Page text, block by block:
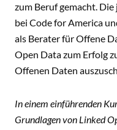
zum Beruf gemacht.
bei Code for America
als Berater für Offene
Open Data zum Erfolg
Offenen Daten
In einem einführenden
Grundlagen von Linked